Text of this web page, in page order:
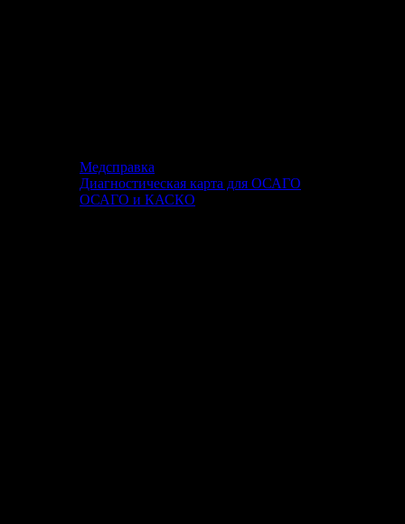
Медсправка
Диагностическая карта для ОСАГО
ОСАГО и КАСКО